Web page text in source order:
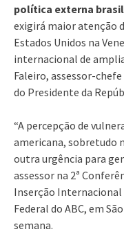
política externa
exigirá maior atenção
Estados Unidos na
internacional de
Faleiro, assessor-
do Presidente da
“A percepção de
americana, sobretudo
outra urgência para
assessor na 2ª
Inserção Internacional
Federal do ABC, em
semana.